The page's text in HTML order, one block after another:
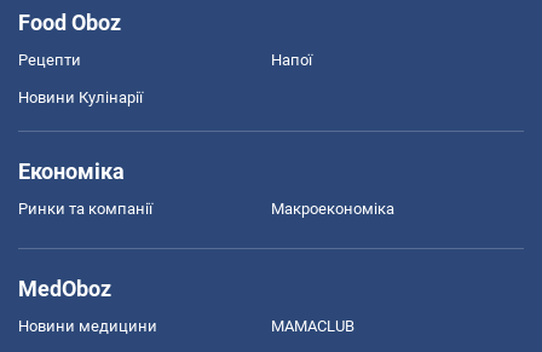
Food Oboz
Рецепти Напої
Новини Кулінарії
Економіка
Ринки та компанії Макроекономіка
MedOboz
Новини медицини MAMACLUB